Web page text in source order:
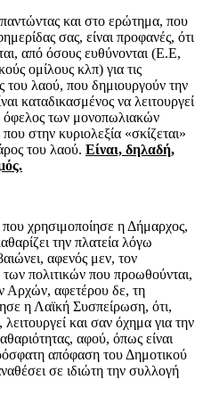
και στο ερώτημα, που
σας, είναι προφανές, ότι
από όσους ευθύνονται (Ε.Ε,
ομίλους κλπ) για τις
του λαού, που δημιουργούν την
καταδικασμένος να λειτουργεί
όφελος των μονοπωλιακών
στην κυριολεξία «σκίζεται»
του λαού. Είναι, δηλαδή,
χρησιμοποίησε η Δήμαρχος,
την πλατεία λόγω
αφενός μεν, τον
πολιτικών που προωθούνται,
Αρχών, αφετέρου δε, τη
η Λαϊκή Συσπείρωση, ότι,
και σαν όχημα για την
αφού, όπως είναι
απόφαση του Δημοτικού
σε ιδιώτη την συλλογή